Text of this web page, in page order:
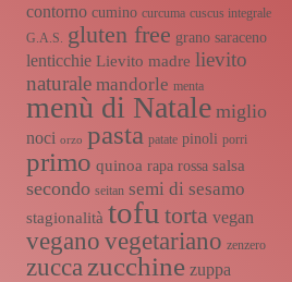
contorno cumino curcuma cuscus integrale
G.A.S.
gluten free grano saraceno
lenticchie Lievito madre lievito
naturale mandorle menta
menù di Natale miglio
noci orzo pasta patate pinoli porri
primo quinoa rapa rossa salsa
secondo seitan semi di sesamo
stagionalità tofu torta vegan
vegano vegetariano zenzero
zucca zucchine zuppa